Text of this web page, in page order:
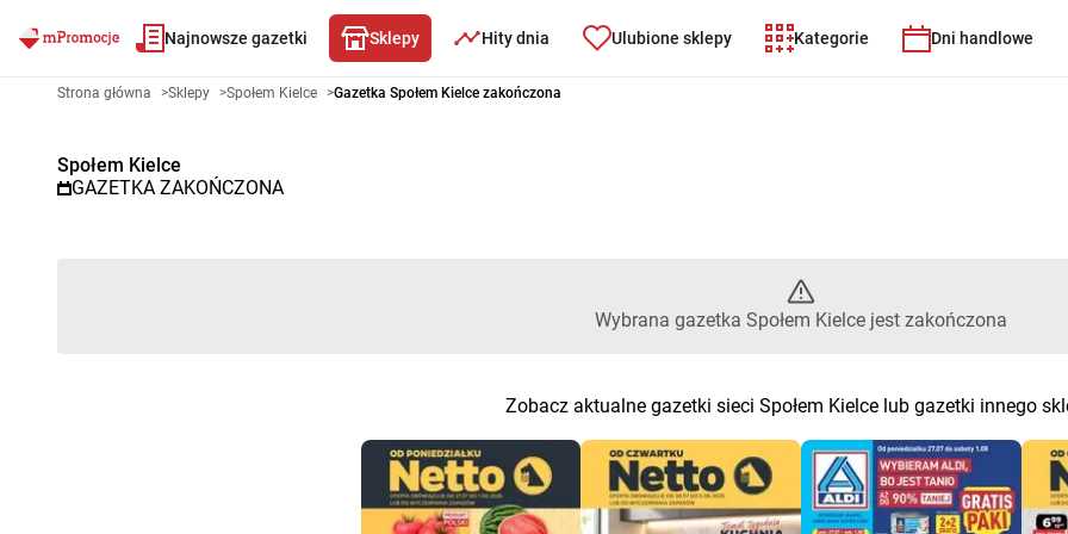
Najnowsze gazetki Sklepy Hity dnia Ulubione sklepy Kategorie Dni handlowe
Gazetka promocyjna Społem Kielce – Wybrana gazetka
Strona główna >Sklepy >Społem Kielce >Gazetka Społem Kielce zakończona
Społem Kielce
GAZETKA ZAKOŃCZONA
Wybrana gazetka Społem Kielce jest zakończona
Zobacz aktualne gazetki sieci Społem Kielce lub gazetki innego